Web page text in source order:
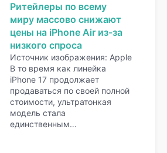
Ритейлеры по всему
миру массово снижают
цены на iPhone Air из-за
низкого спроса
Источник изображения: Apple
В то время как линейка
iPhone 17 продолжает
продаваться по своей полной
стоимости, ультратонкая
модель стала
единственным…